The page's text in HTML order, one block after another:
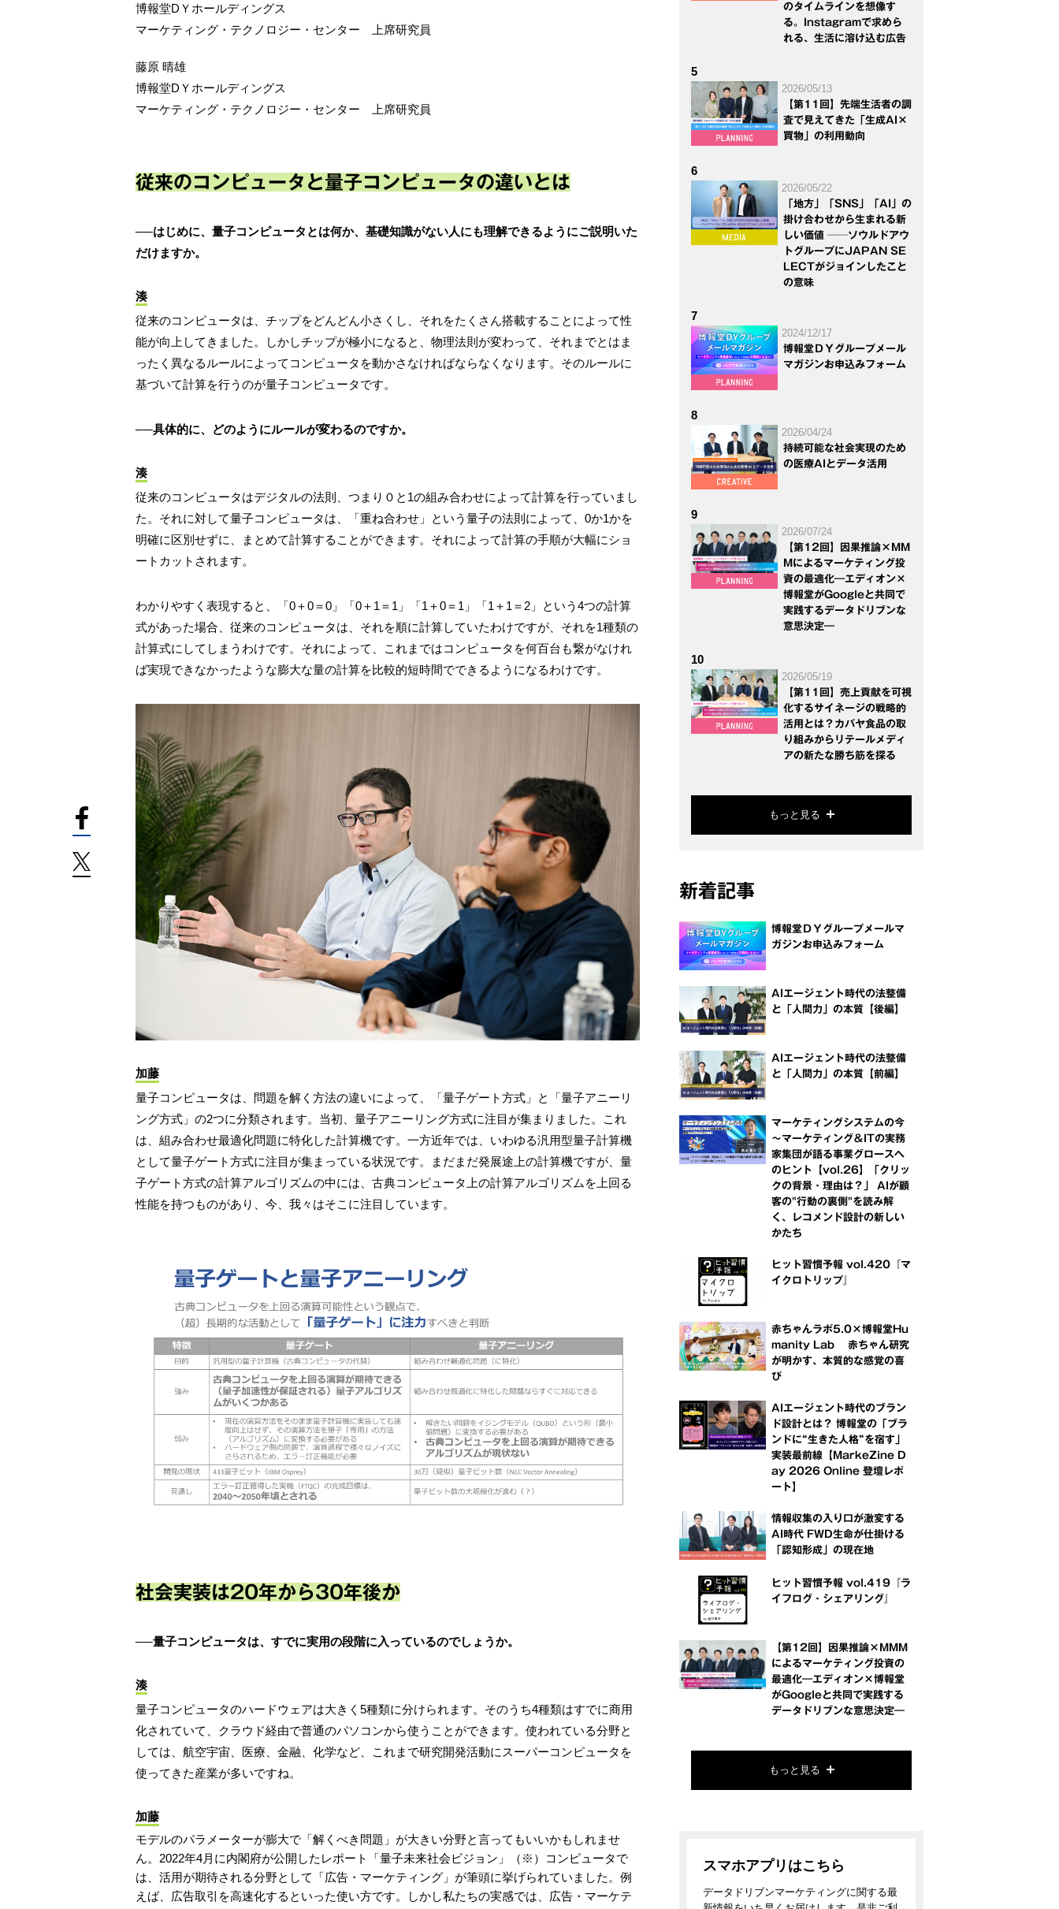
博報堂DＹホールディングス
マーケティング・テクノロジー・センター 上席研究員
藤原 晴雄
博報堂DＹホールディングス
マーケティング・テクノロジー・センター 上席研究員
従来のコンピュータと量子コンピュータの違いとは
──はじめに、量子コンピュータとは何か、基礎知識がない人にも理解できるようにご説明いた
だけますか。
湊
従来のコンピュータは、チップをどんどん小さくし、それをたくさん搭載することによって性
能が向上してきました。しかしチップが極小になると、物理法則が変わって、それまでとはま
ったく異なるルールによってコンピュータを動かさなければならなくなります。そのルールに
基づいて計算を行うのが量子コンピュータです。
──具体的に、どのようにルールが変わるのですか。
湊
従来のコンピュータはデジタルの法則、つまり０と1の組み合わせによって計算を行っていまし
た。それに対して量子コンピュータは、「重ね合わせ」という量子の法則によって、0か1かを
明確に区別せずに、まとめて計算することができます。それによって計算の手順が大幅にショ
ートカットされます。
わかりやすく表現すると、「0＋0＝0」「0＋1＝1」「1＋0＝1」「1＋1＝2」という4つの計算
式があった場合、従来のコンピュータは、それを順に計算していたわけですが、それを1種類の
計算式にしてしまうわけです。それによって、これまではコンピュータを何百台も繋がなけれ
ば実現できなかったような膨大な量の計算を比較的短時間でできるようになるわけです。
加藤
量子コンピュータは、問題を解く方法の違いによって、「量子ゲート方式」と「量子アニーリ
ング方式」の2つに分類されます。当初、量子アニーリング方式に注目が集まりました。これ
は、組み合わせ最適化問題に特化した計算機です。一方近年では、いわゆる汎用型量子計算機
として量子ゲート方式に注目が集まっている状況です。まだまだ発展途上の計算機ですが、量
子ゲート方式の計算アルゴリズムの中には、古典コンピュータ上の計算アルゴリズムを上回る
性能を持つものがあり、今、我々はそこに注目しています。
社会実装は20年から30年後か
──量子コンピュータは、すでに実用の段階に入っているのでしょうか。
湊
量子コンピュータのハードウェアは大きく5種類に分けられます。そのうち4種類はすでに商用
化されていて、クラウド経由で普通のパソコンから使うことができます。使われている分野と
しては、航空宇宙、医療、金融、化学など、これまで研究開発活動にスーパーコンピュータを
使ってきた産業が多いですね。
加藤
モデルのパラメーターが膨大で「解くべき問題」が大きい分野と言ってもいいかもしれませ
ん。2022年4月に内閣府が公開したレポート「量子未来社会ビジョン」（※）コンピュータで
は、活用が期待される分野として「広告・マーケティング」が筆頭に挙げられていました。例
えば、広告取引を高速化するといった使い方です。しかし私たちの実感では、広告・マーケテ
のタイムラインを想像す
る。Instagramで求めら
れる、生活に溶け込む広告
5
2026/05/13
【第11回】先端生活者の調
査で見えてきた「生成AI×
買物」の利用動向
6
2026/05/22
「地方」「SNS」「AI」の
掛け合わせから生まれる新
しい価値 ──ソウルドアウ
トグループにJAPAN SE
LECTがジョインしたこと
の意味
7
2024/12/17
博報堂ＤＹグループメール
マガジンお申込みフォーム
8
2026/04/24
持続可能な社会実現のため
の医療AIとデータ活用
9
2026/07/24
【第12回】因果推論×MM
Mによるマーケティング投
資の最適化―エディオン×
博報堂がGoogleと共同で
実践するデータドリブンな
意思決定―
10
2026/05/19
【第11回】売上貢献を可視
化するサイネージの戦略的
活用とは？カバヤ食品の取
り組みからリテールメディ
アの新たな勝ち筋を探る
もっと見る
新着記事
博報堂ＤＹグループメールマ
ガジンお申込みフォーム
AIエージェント時代の法整備
と「人間力」の本質【後編】
AIエージェント時代の法整備
と「人間力」の本質【前編】
マーケティングシステムの今
～マーケティング＆ITの実務
家集団が語る事業グロースへ
のヒント【vol.26】「クリッ
クの背景・理由は？」 AIが顧
客の"行動の裏側"を読み解
く、レコメンド設計の新しい
かたち
ヒット習慣予報 vol.420『マ
イクロトリップ』
赤ちゃんラボ5.0×博報堂Hu
manity Lab 赤ちゃん研究
が明かす、本質的な感覚の喜
び
AIエージェント時代のブラン
ド設計とは？ 博報堂の「ブラ
ンドに“生きた人格”を宿す」
実装最前線【MarkeZine D
ay 2026 Online 登壇レポ
ート】
情報収集の入り口が激変する
AI時代 FWD生命が仕掛ける
「認知形成」の現在地
ヒット習慣予報 vol.419『ラ
イフログ・シェアリング』
【第12回】因果推論×MMM
によるマーケティング投資の
最適化―エディオン×博報堂
がGoogleと共同で実践する
データドリブンな意思決定―
もっと見る
スマホアプリはこちら
データドリブンマーケティングに関する最